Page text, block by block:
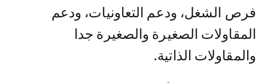
فرص الشغل، ودعم التعاونيات، ودعم
المقاولات الصغيرة والصغيرة جدا
والمقاولات الذاتية.